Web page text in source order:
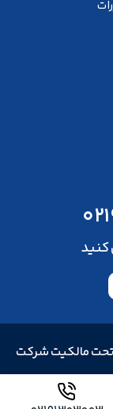
تحت مالکیت شرکت
پرواز توس است.